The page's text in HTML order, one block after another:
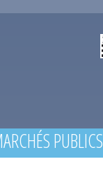
PUBLICS